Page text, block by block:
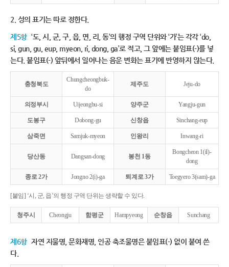
2. 성의 표기는 따로 정한다.
제5항 ‘도, 시, 군, 구, 읍, 면, 리, 동’의 행정 구역 단위와 ‘가’는 각각 ‘do,
si, gun, gu, eup, myeon, ri, dong, ga’로 적고, 그 앞에는 붙임표(-)를 넣
는다. 붙임표(-) 앞뒤에서 일어나는 음운 변화는 표기에 반영하지 않는다.
충청북도
Chungcheongbuk-
do
제주도 Jeju-do
의정부시 Uijeongbu-si 양주군 Yangju-gun
도봉구 Dobong-gu 신창읍 Sinchang-eup
삼죽면 Samjuk-myeon 인왕리 Inwang-ri
당산동 Dangsan-dong 봉천 1동
Bongcheon 1(il)-
dong
종로 2가 Jongno 2(i)-ga 퇴계로 3가 Toegyero 3(sam)-ga
[붙임] ‘시, 군, 읍’의 행정 구역 단위는 생략할 수 있다.
청주시 Cheongju 함평군 Hampyeong 순창읍 Sunchang
제6항 자연 지물명, 문화재명, 인공 축조물명은 붙임표(-) 없이 붙여 쓴
다.